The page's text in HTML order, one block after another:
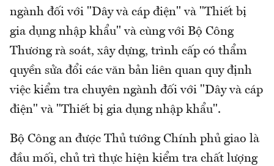
ngành đối với "Dây và cáp điện" và "Thiết bị
gia dụng nhập khẩu" và cùng với Bộ Công
Thương rà soát, xây dựng, trình cấp có thẩm
quyền sửa đổi các văn bản liên quan quy định
việc kiểm tra chuyên ngành đối với "Dây và cáp
điện" và "Thiết bị gia dụng nhập khẩu".
Bộ Công an được Thủ tướng Chính phủ giao là
đầu mối, chủ trì thực hiện kiểm tra chất lượng